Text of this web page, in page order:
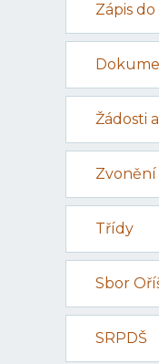
Zápis
Žádosti
Zvonění
Třídy
Sbor
SRPDŠ